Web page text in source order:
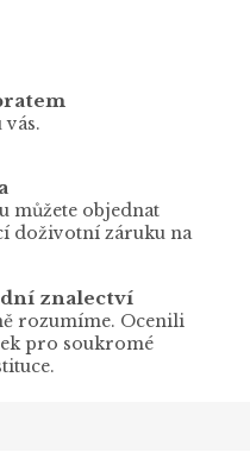
můžete objednat
doživotní záruku na
znalectví
rozumíme. Ocenili
pro soukromé